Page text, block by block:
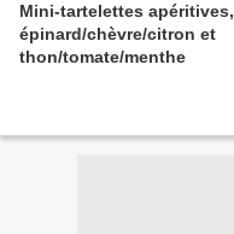
Mini-tartelettes apéritives,
épinard/chèvre/citron et
thon/tomate/menthe